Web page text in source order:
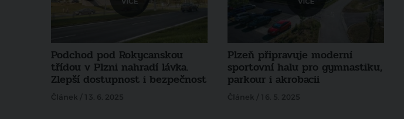
Podchod pod Rokycanskou
třídou v Plzni nahradí lávka.
Zlepší dostupnost i bezpečnost
Článek / 13. 6. 2025
Plzeň připravuje moderní
sportovní halu pro gymnastiku,
parkour i akrobacii
Článek / 16. 5. 2025